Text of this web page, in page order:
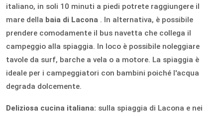
italiano, in soli 10 minuti a piedi potrete raggiungere il
mare della baia di Lacona . In alternativa, è possibile
prendere comodamente il bus navetta che collega il
campeggio alla spiaggia. In loco è possibile noleggiare
tavole da surf, barche a vela o a motore. La spiaggia è
ideale per i campeggiatori con bambini poiché l'acqua
degrada dolcemente.
Deliziosa cucina italiana: sulla spiaggia di Lacona e nei